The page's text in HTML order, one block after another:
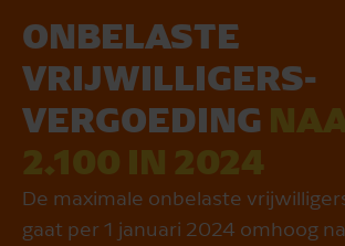
ONBELASTE
VRIJWILLIGERS­
VERGOEDING
2.100 IN 2024
De maximale onbelaste
gaat per 1 januari 2024 omhoog